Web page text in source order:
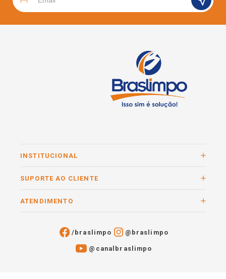
INSTITUCIONAL
SUPORTE AO CLIENTE
ATENDIMENTO
/braslimpo @braslimpo
@canalbraslimpo​